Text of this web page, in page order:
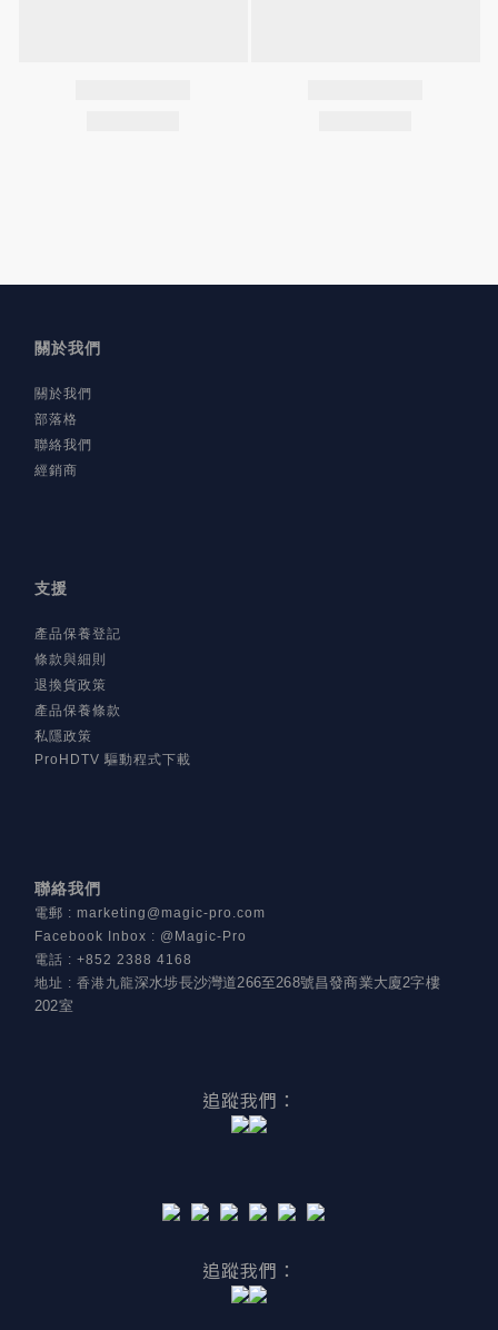
關於我們
關於我們
部落格
聯絡我們
經銷商
支援
產品保養登記
條款與細則
退換貨政策
產品保養條款
私隱政策
ProHDTV 驅動程式下載
聯絡我們
電郵 : marketing@magic-pro.com
Facebook Inbox : @Magic-Pro
電話 : +852 2388 4168
地址 : 香港九龍深水埗長沙灣道266至268號昌發商業大廈2字樓
202室
追蹤我們：
追蹤我們：